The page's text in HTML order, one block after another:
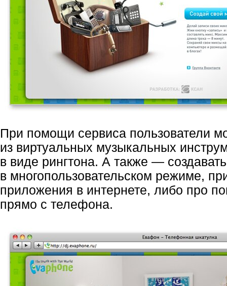
При помощи сервиса пользователи
из виртуальных музыкальных
в виде рингтона. А также —
в многопользовательском режиме,
приложения в интернете, либо про
прямо с телефона.